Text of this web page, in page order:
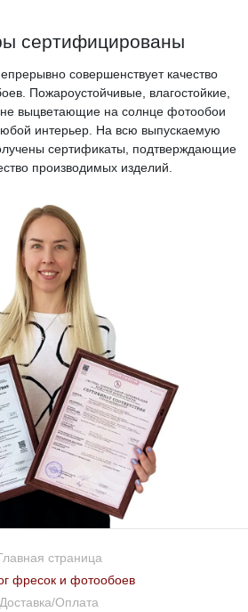
сертифицированы
совершенствует качество
Пожароустойчивые, влагостойкие,
не выцветающие на солнце фотообои
интерьер. На всю выпускаемую
сертификаты, подтверждающие
производимых изделий.
страница
фресок и фотообоев
Доставка/Оплата